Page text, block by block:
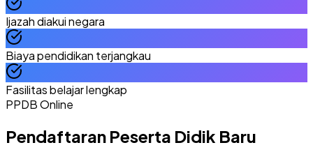
Ijazah diakui negara
Biaya pendidikan terjangkau
Fasilitas belajar lengkap
PPDB Online
Pendaftaran Peserta Didik Baru